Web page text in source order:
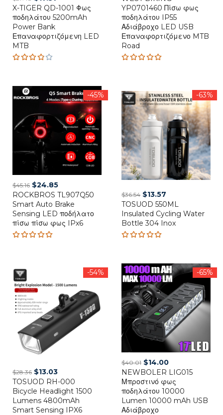
price
was:
$27.48.
price
is:
X-TIGER QD-1001 Φως
ποδηλάτου 5200mAh
Power Bank
Επαναφορτιζόμενη LED
MTB
out of
5
was:
$7.83.
is:
$2.68.
YP0701460 Πίσω φως
ποδηλάτου IP55
Αδιάβροχο LED USB
Επαναφορτιζόμενο MTB
Road
-45%
$45.16 Original
price
was:
$45.16.
$24.85Current
price
is:
$24.85.
ROCKBROS TL907Q50
Smart Auto Brake
Sensing LED ποδήλατο
πίσω πίσω φως IPx6
-63%
$36.54 Original
price
was:
$36.54.
$13.57
price
is:
$13.57.
TOSUOD 550ML
Insulated Cycling Water
Bottle 304 Inox
of 5
-54%
$28.36 Original
price
was:
$28.36.
$13.03Current
price
is:
$13.03.
TOSUOD RH-000
Bicycle Headlight 1500
Lumens 4800mAh
Smart Sensing IPX6
-65%
$40.01 Original
price
was:
$40.01.
$14.00Current
price
is:
$14.00.
NEWBOLER LIG015
Μπροστινό φως
ποδηλάτου 10000
Lumen 10000 mAh USB
Αδιάβροχο